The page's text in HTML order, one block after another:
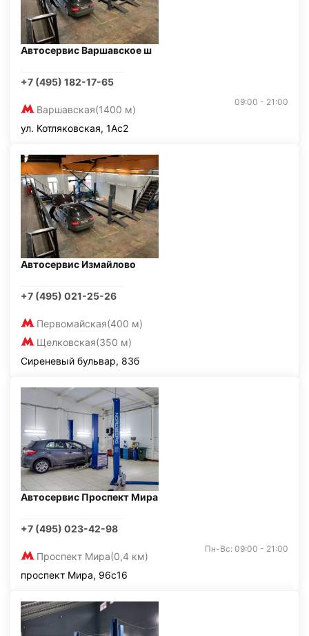
Автосервис Варшавское ш
+7 (495) 182-17-65
Варшавская(1400 м)
09:00 - 21:00
ул. Котляковская, 1Ас2
Автосервис Измайлово
+7 (495) 021-25-26
Первомайская(400 м)
Щелковская(350 м)
Сиреневый бульвар, 83б
Автосервис Проспект Мира
+7 (495) 023-42-98
Проспект Мира(0,4 км)
Пн-Вс: 09:00 - 21:00
проспект Мира, 96с16